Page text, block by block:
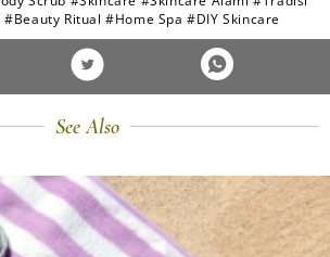
#Beauty Ritual #Home Spa #DIY Skincare
See Also